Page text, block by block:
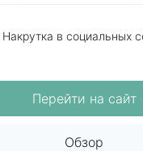
Накрутка в социальных
Перейти на сайт
Обзор